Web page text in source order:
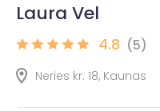
Laura Vel
4.8 (5)
Neries kr. 18, Kaunas